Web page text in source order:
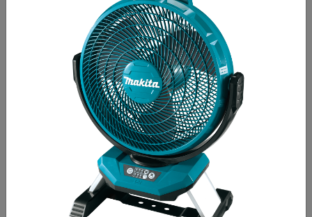
Vissza
Kategóriák
Bográcsok, Üstök
Pizzakemencék Tartozékai